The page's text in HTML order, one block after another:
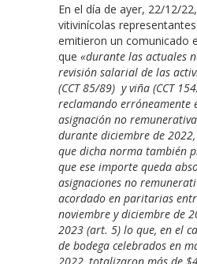
En el día de ayer, 22/12/
vitivinícolas
emitieron un comunicado
que «durante las actuales
revisión salarial de las
(CCT 85/89) y viña (CCT
reclamando erróneamente
asignación no
durante diciembre de 2022,
que dicha norma también
que ese importe queda
asignaciones no
acordado en paritarias
noviembre y diciembre de
2023 (art. 5) lo que, en el
de bodega celebrados en